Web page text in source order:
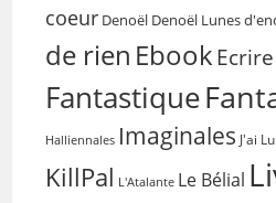
coeur Denoël Denoël Lunes
de rien EbookEcrire
Fantastique
Halliennales Imaginales J'ai Lu
KillPal L'Atalante Le Bélial